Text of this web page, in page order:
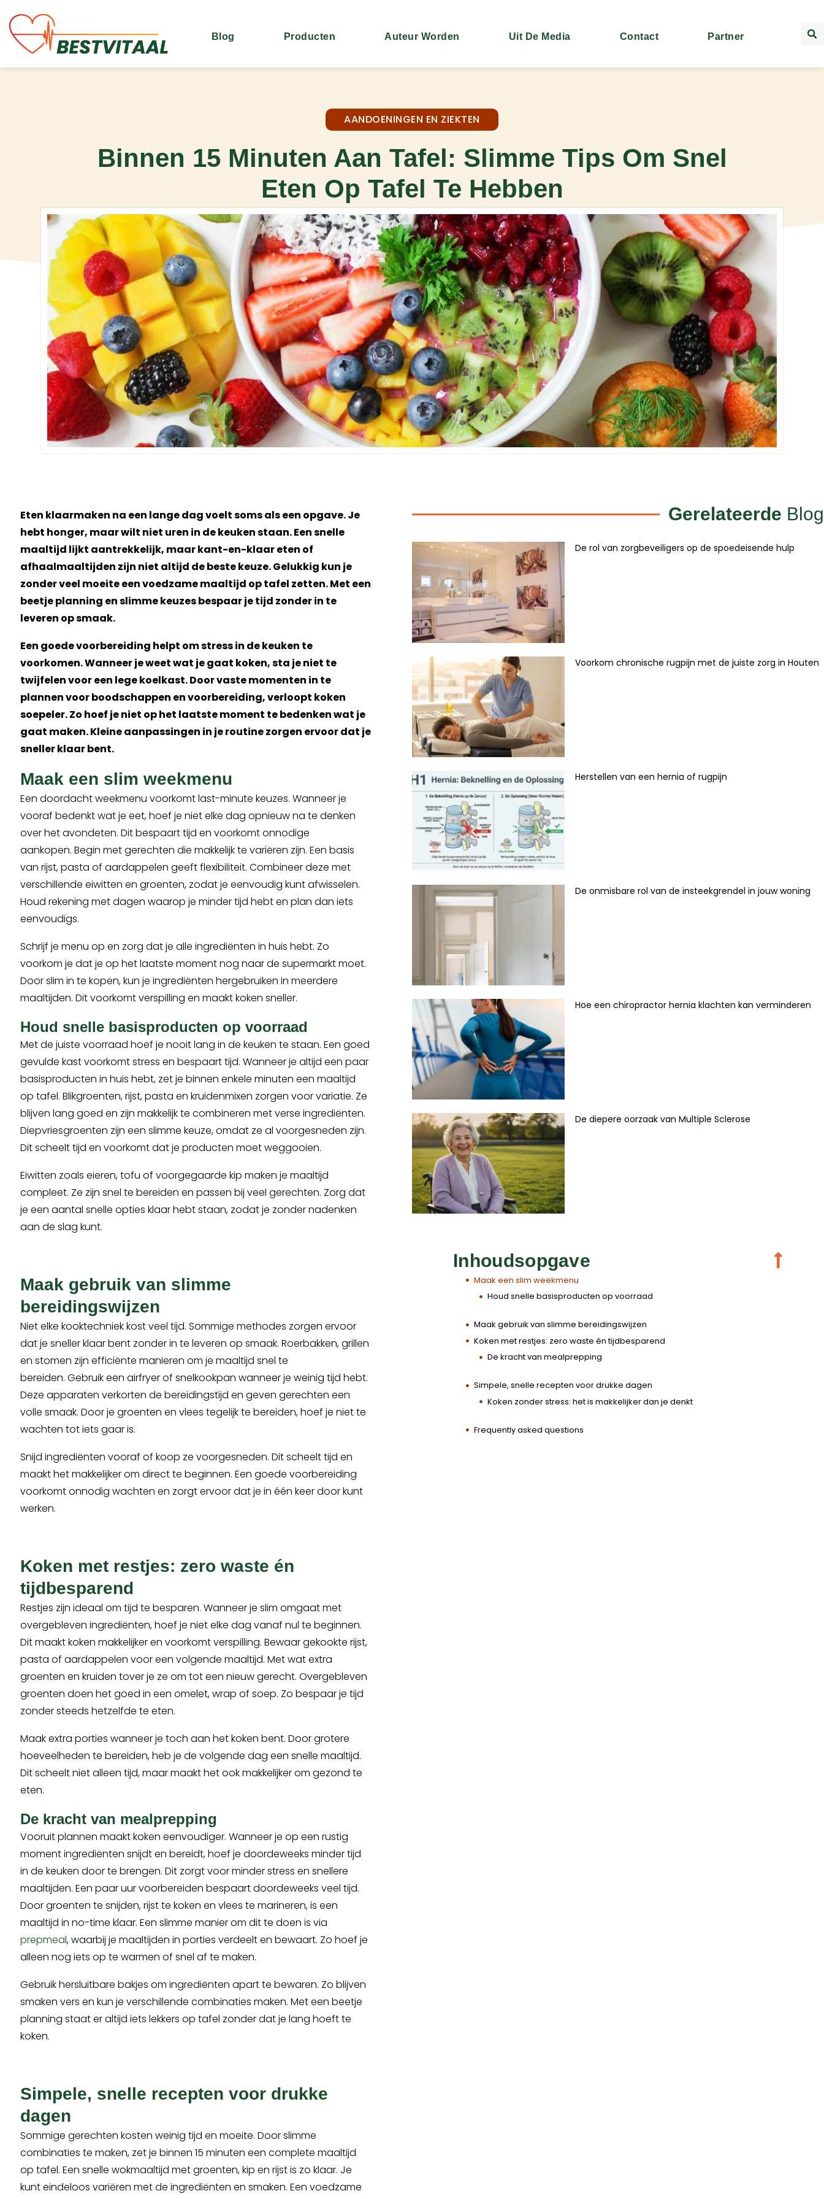
Blog Producten Auteur Worden Uit De Media Contact Partner
AANDOENINGEN EN ZIEKTEN
Binnen 15 Minuten Aan Tafel: Slimme Tips Om Snel
Eten Op Tafel Te Hebben
Eten klaarmaken na een lange dag voelt soms als een opgave. Je
hebt honger, maar wilt niet uren in de keuken staan. Een snelle
maaltijd lijkt aantrekkelijk, maar kant-en-klaar eten of
afhaalmaaltijden zijn niet altijd de beste keuze. Gelukkig kun je
zonder veel moeite een voedzame maaltijd op tafel zetten. Met een
beetje planning en slimme keuzes bespaar je tijd zonder in te
leveren op smaak.
Een goede voorbereiding helpt om stress in de keuken te
voorkomen. Wanneer je weet wat je gaat koken, sta je niet te
twijfelen voor een lege koelkast. Door vaste momenten in te
plannen voor boodschappen en voorbereiding, verloopt koken
soepeler. Zo hoef je niet op het laatste moment te bedenken wat je
gaat maken. Kleine aanpassingen in je routine zorgen ervoor dat je
sneller klaar bent.
Maak een slim weekmenu
Een doordacht weekmenu voorkomt last-minute keuzes. Wanneer je
vooraf bedenkt wat je eet, hoef je niet elke dag opnieuw na te denken
over het avondeten. Dit bespaart tijd en voorkomt onnodige
aankopen. Begin met gerechten die makkelijk te variëren zijn. Een basis
van rijst, pasta of aardappelen geeft flexibiliteit. Combineer deze met
verschillende eiwitten en groenten, zodat je eenvoudig kunt afwisselen.
Houd rekening met dagen waarop je minder tijd hebt en plan dan iets
eenvoudigs.
Schrijf je menu op en zorg dat je alle ingrediënten in huis hebt. Zo
voorkom je dat je op het laatste moment nog naar de supermarkt moet.
Door slim in te kopen, kun je ingrediënten hergebruiken in meerdere
maaltijden. Dit voorkomt verspilling en maakt koken sneller.
Houd snelle basisproducten op voorraad
Met de juiste voorraad hoef je nooit lang in de keuken te staan. Een goed
gevulde kast voorkomt stress en bespaart tijd. Wanneer je altijd een paar
basisproducten in huis hebt, zet je binnen enkele minuten een maaltijd
op tafel. Blikgroenten, rijst, pasta en kruidenmixen zorgen voor variatie. Ze
blijven lang goed en zijn makkelijk te combineren met verse ingrediënten.
Diepvriesgroenten zijn een slimme keuze, omdat ze al voorgesneden zijn.
Dit scheelt tijd en voorkomt dat je producten moet weggooien.
Eiwitten zoals eieren, tofu of voorgegaarde kip maken je maaltijd
compleet. Ze zijn snel te bereiden en passen bij veel gerechten. Zorg dat
je een aantal snelle opties klaar hebt staan, zodat je zonder nadenken
aan de slag kunt.
Maak gebruik van slimme
bereidingswijzen
Niet elke kooktechniek kost veel tijd. Sommige methodes zorgen ervoor
dat je sneller klaar bent zonder in te leveren op smaak. Roerbakken, grillen
en stomen zijn efficiënte manieren om je maaltijd snel te
bereiden. Gebruik een airfryer of snelkookpan wanneer je weinig tijd hebt.
Deze apparaten verkorten de bereidingstijd en geven gerechten een
volle smaak. Door je groenten en vlees tegelijk te bereiden, hoef je niet te
wachten tot iets gaar is.
Snijd ingrediënten vooraf of koop ze voorgesneden. Dit scheelt tijd en
maakt het makkelijker om direct te beginnen. Een goede voorbereiding
voorkomt onnodig wachten en zorgt ervoor dat je in één keer door kunt
werken.
Koken met restjes: zero waste én
tijdbesparend
Restjes zijn ideaal om tijd te besparen. Wanneer je slim omgaat met
overgebleven ingrediënten, hoef je niet elke dag vanaf nul te beginnen.
Dit maakt koken makkelijker en voorkomt verspilling. Bewaar gekookte rijst,
pasta of aardappelen voor een volgende maaltijd. Met wat extra
groenten en kruiden tover je ze om tot een nieuw gerecht. Overgebleven
groenten doen het goed in een omelet, wrap of soep. Zo bespaar je tijd
zonder steeds hetzelfde te eten.
Maak extra porties wanneer je toch aan het koken bent. Door grotere
hoeveelheden te bereiden, heb je de volgende dag een snelle maaltijd.
Dit scheelt niet alleen tijd, maar maakt het ook makkelijker om gezond te
eten.
De kracht van mealprepping
Vooruit plannen maakt koken eenvoudiger. Wanneer je op een rustig
moment ingrediënten snijdt en bereidt, hoef je doordeweeks minder tijd
in de keuken door te brengen. Dit zorgt voor minder stress en snellere
maaltijden. Een paar uur voorbereiden bespaart doordeweeks veel tijd.
Door groenten te snijden, rijst te koken en vlees te marineren, is een
maaltijd in no-time klaar. Een slimme manier om dit te doen is via
prepmeal, waarbij je maaltijden in porties verdeelt en bewaart. Zo hoef je
alleen nog iets op te warmen of snel af te maken.
Gebruik hersluitbare bakjes om ingrediënten apart te bewaren. Zo blijven
smaken vers en kun je verschillende combinaties maken. Met een beetje
planning staat er altijd iets lekkers op tafel zonder dat je lang hoeft te
koken.
Simpele, snelle recepten voor drukke
dagen
Sommige gerechten kosten weinig tijd en moeite. Door slimme
combinaties te maken, zet je binnen 15 minuten een complete maaltijd
op tafel. Een snelle wokmaaltijd met groenten, kip en rijst is zo klaar. Je
kunt eindeloos variëren met de ingrediënten en smaken. Een voedzame
Gerelateerde Blog
De rol van zorgbeveiligers op de spoedeisende hulp
Voorkom chronische rugpijn met de juiste zorg in Houten
Herstellen van een hernia of rugpijn
De onmisbare rol van de insteekgrendel in jouw woning
Hoe een chiropractor hernia klachten kan verminderen
De diepere oorzaak van Multiple Sclerose
Inhoudsopgave
Maak een slim weekmenu
Houd snelle basisproducten op voorraad
Maak gebruik van slimme bereidingswijzen
Koken met restjes: zero waste én tijdbesparend
De kracht van mealprepping
Simpele, snelle recepten voor drukke dagen
Koken zonder stress: het is makkelijker dan je denkt
Frequently asked questions